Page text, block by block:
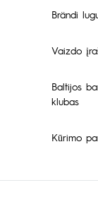
Brändi
Vaizdo
Baltijos
klubas
Kūrimo